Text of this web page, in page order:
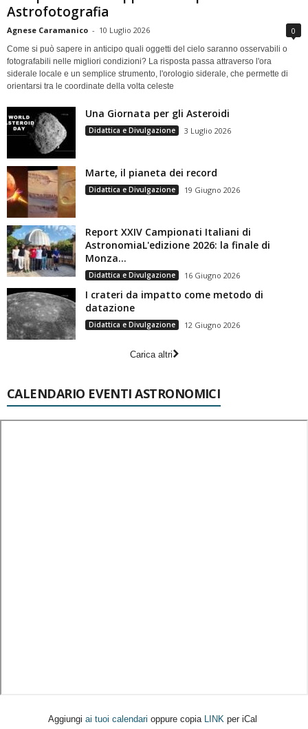
Astrofotografia
Agnese Caramanico - 10 Luglio 2026 0
Come si può sapere in anticipo quali oggetti del cielo saranno osservabili o
fotografabili nelle migliori condizioni? La risposta passa attraverso l'ora
siderale locale e un semplice strumento, l'orologio siderale, che permette di
orientarsi tra le coordinate della volta celeste
Una Giornata per gli Asteroidi
Didattica e Divulgazione 3 Luglio 2026
Marte, il pianeta dei record
Didattica e Divulgazione 19 Giugno 2026
Report XXIV Campionati Italiani di
AstronomiaL'edizione 2026: la finale di
Monza...
Didattica e Divulgazione 16 Giugno 2026
I crateri da impatto come metodo di
datazione
Didattica e Divulgazione 12 Giugno 2026
Carica altri
CALENDARIO EVENTI ASTRONOMICI
Aggiungi ai tuoi calendari oppure copia LINK per iCal